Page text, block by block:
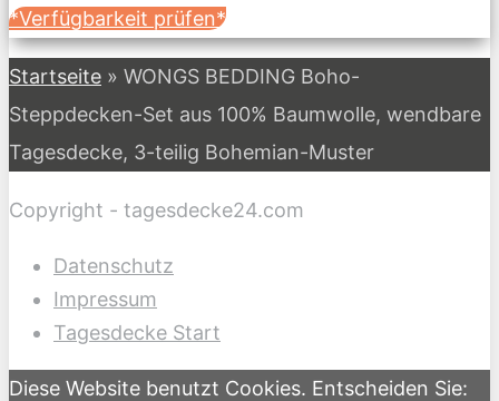
*Verfügbarkeit prüfen*
Startseite » WONGS BEDDING Boho-
Steppdecken-Set aus 100% Baumwolle, wendbare
Tagesdecke, 3-teilig Bohemian-Muster
Copyright - tagesdecke24.com
Datenschutz
Impressum
Tagesdecke Start
Diese Website benutzt Cookies. Entscheiden Sie: